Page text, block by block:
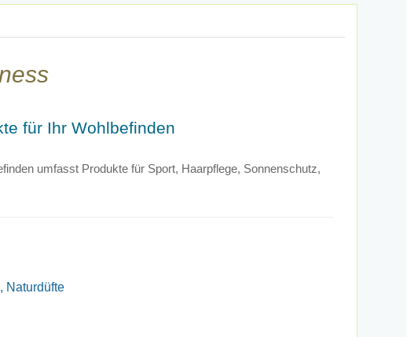
für Ihr Wohlbefinden
umfasst Produkte für Sport, Haarpflege, Sonnenschutz,
Naturdüfte